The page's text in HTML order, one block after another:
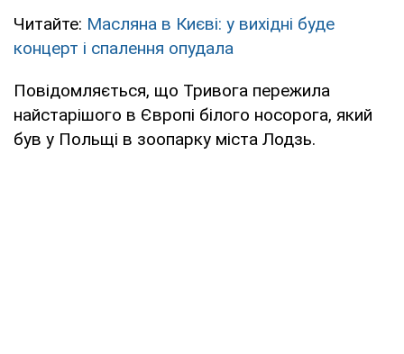
Читайте: Масляна в Києві: у вихідні буде
концерт і спалення опудала
Повідомляється, що Тривога пережила
найстарішого в Європі білого носорога, який
був у Польщі в зоопарку міста Лодзь.